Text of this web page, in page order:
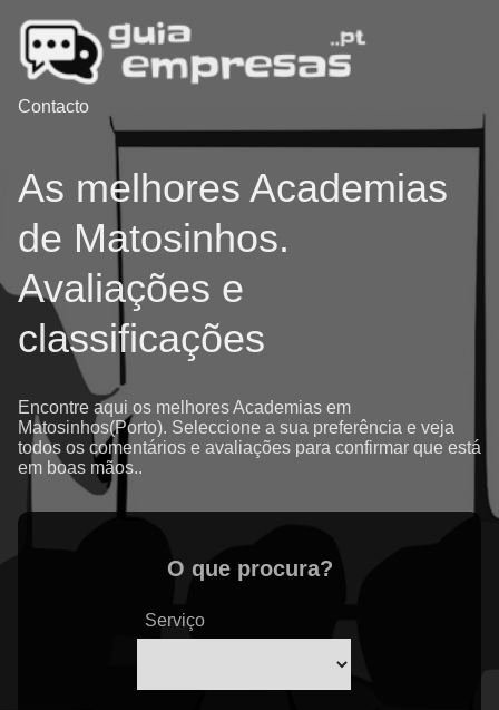
Contacto
As melhores Academias
de Matosinhos.
Avaliações e
classificações
Encontre aqui os melhores Academias em
Matosinhos(Porto). Seleccione a sua preferência e veja
todos os comentários e avaliações para confirmar que está
em boas mãos..
O que procura?
Serviço